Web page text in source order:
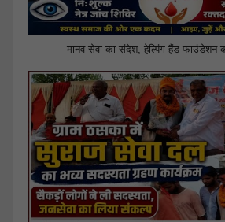
मानव सेवा का संदेश, हेल्पिंग हैंड फाउंडेशन